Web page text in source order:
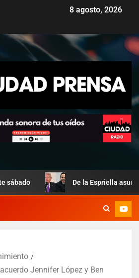
8 agosto, 2026
De la Espriella asume en
Jennifer López y Ben